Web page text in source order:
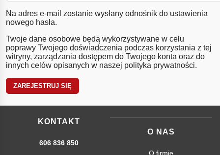
Na adres e-mail zostanie wysłany odnośnik do ustawienia
nowego hasła.
Twoje dane osobowe będą wykorzystywane w celu
poprawy Twojego doświadczenia podczas korzystania z tej
witryny, zarządzania dostępem do Twojego konta oraz do
innych celów opisanych w naszej polityka prywatności.
ZAREJESTRUJ SIĘ
KONTAKT
606 836 850
O NAS
O firmie